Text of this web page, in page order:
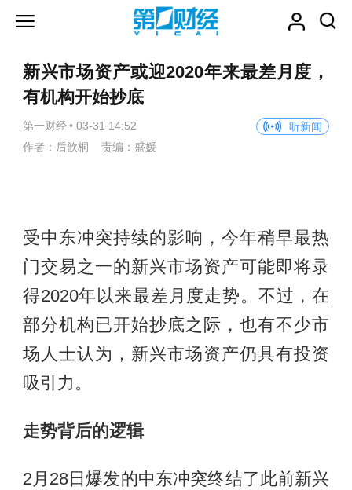
新兴市场资产或迎2020年来最差月度，
有机构开始抄底
第一财经 • 03-31 14:52
听新闻
作者：后歆桐 责编：盛媛
受中东冲突持续的影响，今年稍早最热
门交易之一的新兴市场资产可能即将录
得2020年以来最差月度走势。不过，在
部分机构已开始抄底之际，也有不少市
场人士认为，新兴市场资产仍具有投资
吸引力。
走势背后的逻辑
2月28日爆发的中东冲突终结了此前新兴